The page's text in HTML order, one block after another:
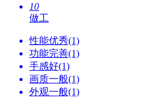
10
做工
性能优秀(1)
功能完善(1)
手感好(1)
画质一般(1)
外观一般(1)